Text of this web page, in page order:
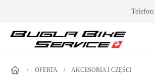
Telefon:
/ OFERTA / AKCESORIA I CZĘŚCI